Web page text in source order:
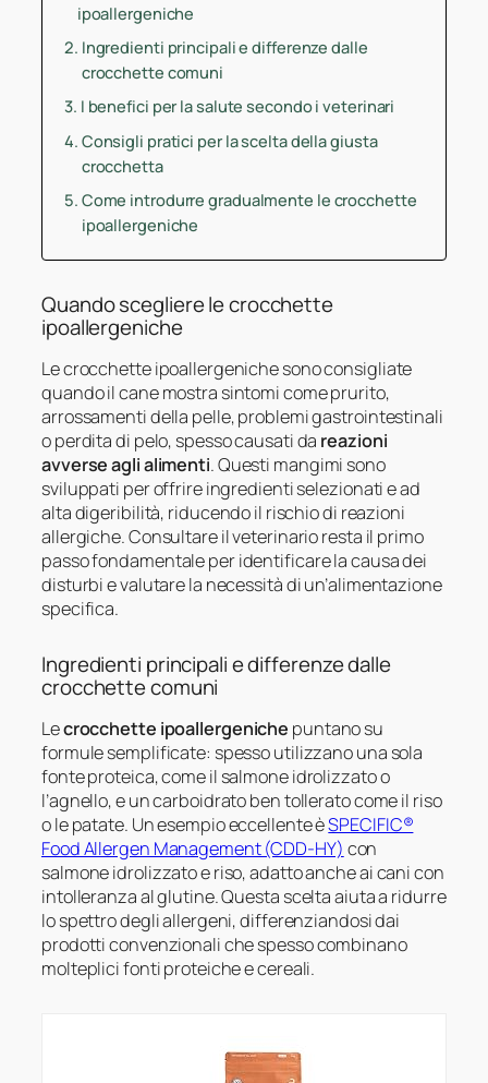
ipoallergeniche
Ingredienti principali e differenze dalle
crocchette comuni
I benefici per la salute secondo i veterinari
Consigli pratici per la scelta della giusta
crocchetta
Come introdurre gradualmente le crocchette
ipoallergeniche
Quando scegliere le crocchette
ipoallergeniche
Le crocchette ipoallergeniche sono consigliate
quando il cane mostra sintomi come prurito,
arrossamenti della pelle, problemi gastrointestinali
o perdita di pelo, spesso causati da reazioni
avverse agli alimenti. Questi mangimi sono
sviluppati per offrire ingredienti selezionati e ad
alta digeribilità, riducendo il rischio di reazioni
allergiche. Consultare il veterinario resta il primo
passo fondamentale per identificare la causa dei
disturbi e valutare la necessità di un’alimentazione
specifica.
Ingredienti principali e differenze dalle
crocchette comuni
Lecrocchette ipoallergeniche puntano su
formule semplificate: spesso utilizzano una sola
fonte proteica, come il salmone idrolizzato o
l’agnello, e un carboidrato ben tollerato come il riso
o le patate. Un esempio eccellente èSPECIFIC®
Food Allergen Management (CDD-HY) con
salmone idrolizzato e riso, adatto anche ai cani con
intolleranza al glutine. Questa scelta aiuta a ridurre
lo spettro degli allergeni, differenziandosi dai
prodotti convenzionali che spesso combinano
molteplici fonti proteiche e cereali.